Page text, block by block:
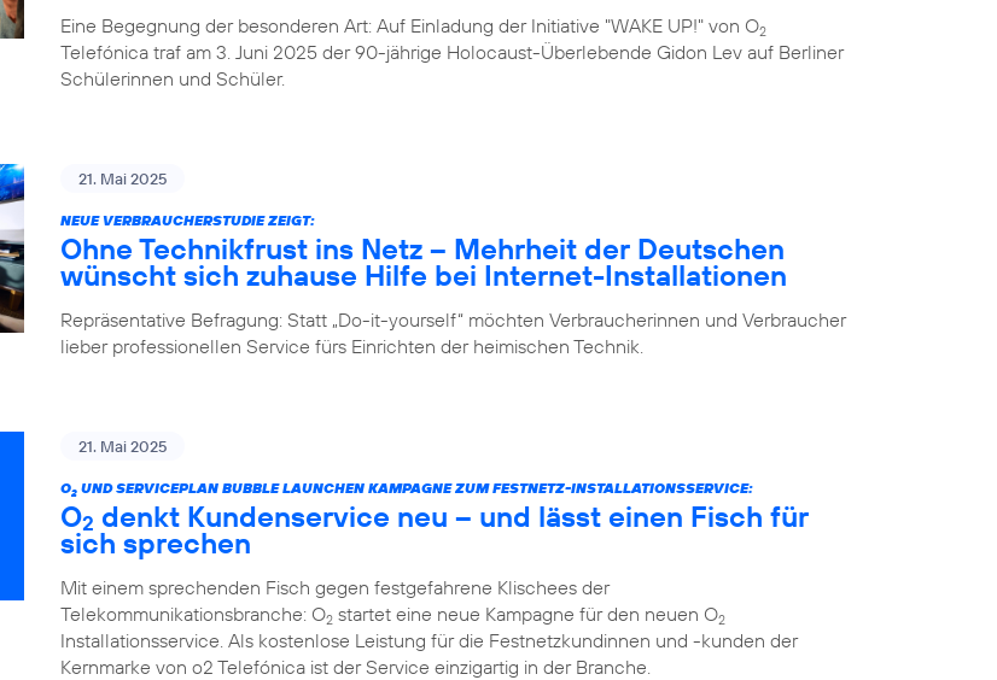
Eine Begegnung der besonderen Art: Auf Einladung der Initiative "WAKE UP!" von O2
Telefónica traf am 3. Juni 2025 der 90-jährige Holocaust-Überlebende Gidon Lev auf Berliner
Schülerinnen und Schüler.
21. Mai 2025
NEUE VERBRAUCHERSTUDIE ZEIGT:
Ohne Technikfrust ins Netz – Mehrheit der Deutschen
wünscht sich zuhause Hilfe bei Internet-Installationen
Repräsentative Befragung: Statt „Do-it-yourself“ möchten Verbraucherinnen und Verbraucher
lieber professionellen Service fürs Einrichten der heimischen Technik.
21. Mai 2025
O2 UND SERVICEPLAN BUBBLE LAUNCHEN KAMPAGNE ZUM FESTNETZ-INSTALLATIONSSERVICE:
O2 denkt Kundenservice neu – und lässt einen Fisch für
sich sprechen
Mit einem sprechenden Fisch gegen festgefahrene Klischees der
Telekommunikationsbranche: O2 startet eine neue Kampagne für den neuen O2
Installationsservice. Als kostenlose Leistung für die Festnetzkundinnen und -kunden der
Kernmarke von o2 Telefónica ist der Service einzigartig in der Branche.